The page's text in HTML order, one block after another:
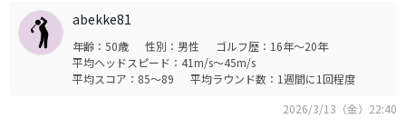
abekke81
年齢：50歳 性別：男性
ゴルフ歴：16年～20年
平均ヘッドスピード：41m/s～45m/s
平均スコア：85～89
平均ラウンド数：1週間に1回程度
2026/3/13（金）22:40